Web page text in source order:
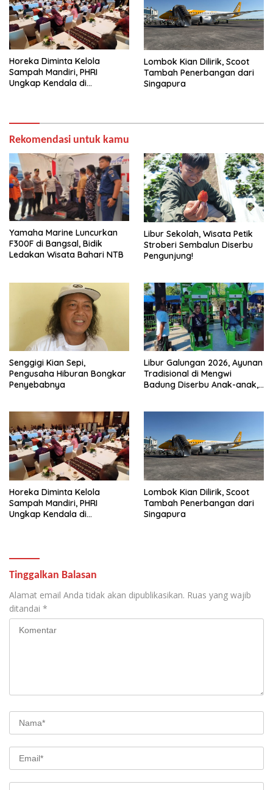
Horeka Diminta Kelola
Sampah Mandiri, PHRI
Ungkap Kendala di
Lombok Kian Dilirik, Scoot
Tambah Penerbangan dari
Singapura
Rekomendasi untuk kamu
Yamaha Marine Luncurkan
F300F di Bangsal, Bidik
Ledakan Wisata Bahari NTB
Libur Sekolah, Wisata Petik
Stroberi Sembalun Diserbu
Pengunjung!
Senggigi Kian Sepi,
Pengusaha Hiburan Bongkar
Penyebabnya
Libur Galungan 2026, Ayunan
Tradisional di Mengwi
Badung Diserbu Anak-anak,
Horeka Diminta Kelola
Sampah Mandiri, PHRI
Ungkap Kendala di
Lombok Kian Dilirik, Scoot
Tambah Penerbangan dari
Singapura
Tinggalkan Balasan
Alamat email Anda tidak akan dipublikasikan. Ruas yang wajib
ditandai *